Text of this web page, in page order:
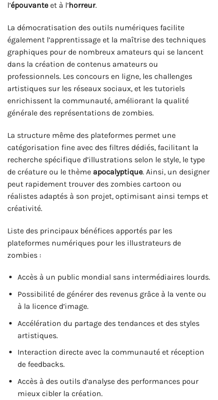
l’épouvante et à l’horreur.
La démocratisation des outils numériques facilite
également l’apprentissage et la maîtrise des techniques
graphiques pour de nombreux amateurs qui se lancent
dans la création de contenus amateurs ou
professionnels. Les concours en ligne, les challenges
artistiques sur les réseaux sociaux, et les tutoriels
enrichissent la communauté, améliorant la qualité
générale des représentations de zombies.
La structure même des plateformes permet une
catégorisation fine avec des filtres dédiés, facilitant la
recherche spécifique d’illustrations selon le style, le type
de créature ou le thème apocalyptique. Ainsi, un designer
peut rapidement trouver des zombies cartoon ou
réalistes adaptés à son projet, optimisant ainsi temps et
créativité.
Liste des principaux bénéfices apportés par les
plateformes numériques pour les illustrateurs de
zombies :
Accès à un public mondial sans intermédiaires lourds.
Possibilité de générer des revenus grâce à la vente ou
à la licence d’image.
Accélération du partage des tendances et des styles
artistiques.
Interaction directe avec la communauté et réception
de feedbacks.
Accès à des outils d’analyse des performances pour
mieux cibler la création.